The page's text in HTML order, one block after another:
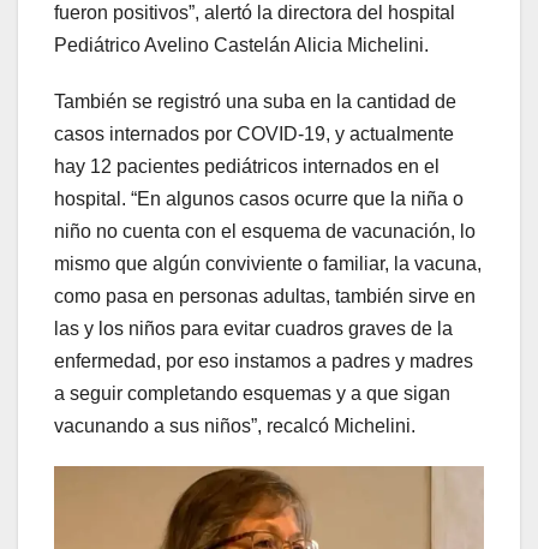
fueron positivos”, alertó la directora del hospital
Pediátrico Avelino Castelán Alicia Michelini.
También se registró una suba en la cantidad de
casos internados por COVID-19, y actualmente
hay 12 pacientes pediátricos internados en el
hospital. “En algunos casos ocurre que la niña o
niño no cuenta con el esquema de vacunación, lo
mismo que algún conviviente o familiar, la vacuna,
como pasa en personas adultas, también sirve en
las y los niños para evitar cuadros graves de la
enfermedad, por eso instamos a padres y madres
a seguir completando esquemas y a que sigan
vacunando a sus niños”, recalcó Michelini.